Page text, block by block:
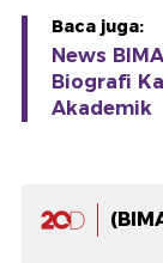
Baca juga:
News
Biografi
Akademik